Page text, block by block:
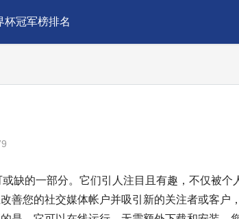
杯冠军榜排名
缺的一部分。它们引人注目且有趣，不仅被个
善您的社交媒体帐户并吸引新的关注者或客户